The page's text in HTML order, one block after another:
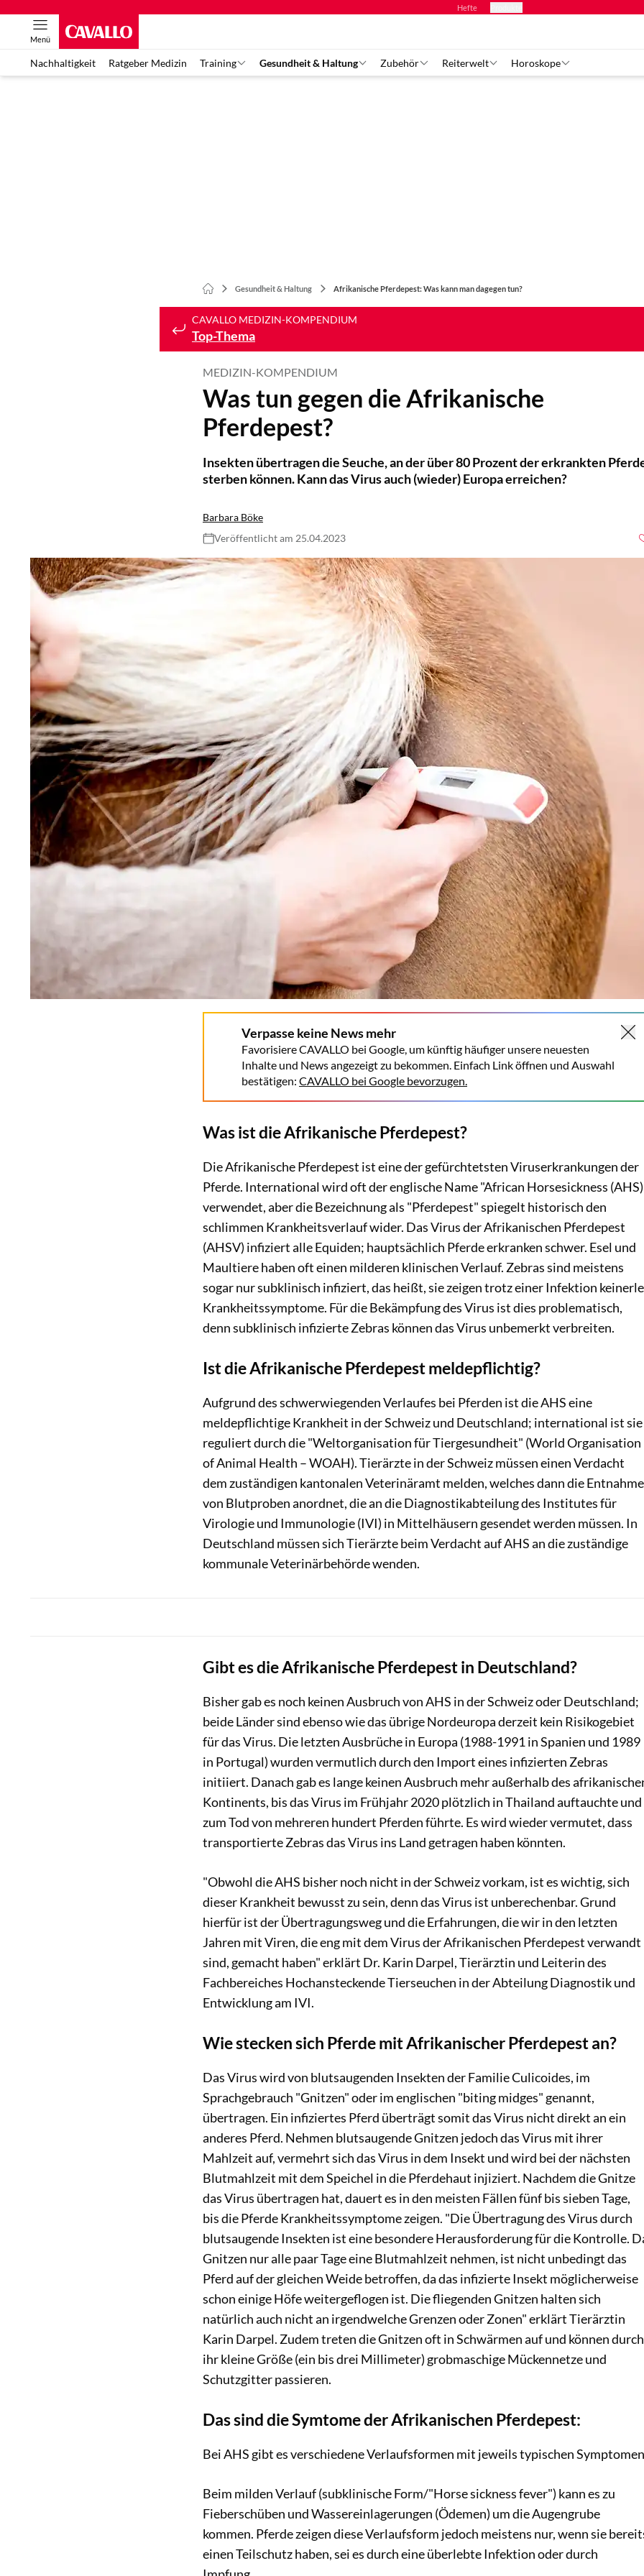
Hefte
Menü
Nachhaltigkeit Ratgeber Medizin Training Gesundheit & Haltung Zubehör Reiterwelt Horoskope
Gesundheit & Haltung Afrikanische Pferdepest: Was kann man dagegen tun?
CAVALLO MEDIZIN-KOMPENDIUM
Top-Thema
MEDIZIN-KOMPENDIUM
Was tun gegen die Afrikanische
Pferdepest?
Insekten übertragen die Seuche, an der über 80 Prozent der erkrankten
sterben können. Kann das Virus auch (wieder) Europa erreichen?
Barbara Böke
Veröffentlicht am 25.04.2023
Verpasse keine News mehr
Favorisiere CAVALLO bei Google, um künftig häufiger unsere neuesten
Inhalte und News angezeigt zu bekommen. Einfach Link öffnen und Auswahl
bestätigen: CAVALLO bei Google bevorzugen.
Was ist die Afrikanische Pferdepest?
Die Afrikanische Pferdepest ist eine der gefürchtetsten Viruserkrankungen der
Pferde. International wird oft der englische Name "African Horsesickness
verwendet, aber die Bezeichnung als "Pferdepest" spiegelt historisch den
schlimmen Krankheitsverlauf wider. Das Virus der Afrikanischen Pferdepest
(AHSV) infiziert alle Equiden; hauptsächlich Pferde erkranken schwer. Esel und
Maultiere haben oft einen milderen klinischen Verlauf. Zebras sind meistens
sogar nur subklinisch infiziert, das heißt, sie zeigen trotz einer Infektion
Krankheitssymptome. Für die Bekämpfung des Virus ist dies problematisch,
denn subklinisch infizierte Zebras können das Virus unbemerkt verbreiten.
Ist die Afrikanische Pferdepest meldepflichtig?
Aufgrund des schwerwiegenden Verlaufes bei Pferden ist die AHS eine
meldepflichtige Krankheit in der Schweiz und Deutschland; international ist sie
reguliert durch die "Weltorganisation für Tiergesundheit" (World Organisation
of Animal Health – WOAH). Tierärzte in der Schweiz müssen einen Verdacht
dem zuständigen kantonalen Veterinäramt melden, welches dann die Entnahme
von Blutproben anordnet, die an die Diagnostikabteilung des Institutes für
Virologie und Immunologie (IVI) in Mittelhäusern gesendet werden müssen. In
Deutschland müssen sich Tierärzte beim Verdacht auf AHS an die zuständige
kommunale Veterinärbehörde wenden.
Gibt es die Afrikanische Pferdepest in Deutschland?
Bisher gab es noch keinen Ausbruch von AHS in der Schweiz oder Deutschland;
beide Länder sind ebenso wie das übrige Nordeuropa derzeit kein Risikogebiet
für das Virus. Die letzten Ausbrüche in Europa (1988-1991 in Spanien und 1989
in Portugal) wurden vermutlich durch den Import eines infizierten Zebras
initiiert. Danach gab es lange keinen Ausbruch mehr außerhalb des
Kontinents, bis das Virus im Frühjahr 2020 plötzlich in Thailand auftauchte und
zum Tod von mehreren hundert Pferden führte. Es wird wieder vermutet, dass
transportierte Zebras das Virus ins Land getragen haben könnten.
"Obwohl die AHS bisher noch nicht in der Schweiz vorkam, ist es wichtig, sich
dieser Krankheit bewusst zu sein, denn das Virus ist unberechenbar. Grund
hierfür ist der Übertragungsweg und die Erfahrungen, die wir in den letzten
Jahren mit Viren, die eng mit dem Virus der Afrikanischen Pferdepest verwandt
sind, gemacht haben" erklärt Dr. Karin Darpel, Tierärztin und Leiterin des
Fachbereiches Hochansteckende Tierseuchen in der Abteilung Diagnostik und
Entwicklung am IVI.
Wie stecken sich Pferde mit Afrikanischer Pferdepest an?
Das Virus wird von blutsaugenden Insekten der Familie Culicoides, im
Sprachgebrauch "Gnitzen" oder im englischen "biting midges" genannt,
übertragen. Ein infiziertes Pferd überträgt somit das Virus nicht direkt an ein
anderes Pferd. Nehmen blutsaugende Gnitzen jedoch das Virus mit ihrer
Mahlzeit auf, vermehrt sich das Virus in dem Insekt und wird bei der nächsten
Blutmahlzeit mit dem Speichel in die Pferdehaut injiziert. Nachdem die Gnitze
das Virus übertragen hat, dauert es in den meisten Fällen fünf bis sieben Tage,
bis die Pferde Krankheitssymptome zeigen. "Die Übertragung des Virus durch
blutsaugende Insekten ist eine besondere Herausforderung für die Kontrolle.
Gnitzen nur alle paar Tage eine Blutmahlzeit nehmen, ist nicht unbedingt das
Pferd auf der gleichen Weide betroffen, da das infizierte Insekt möglicherweise
schon einige Höfe weitergeflogen ist. Die fliegenden Gnitzen halten sich
natürlich auch nicht an irgendwelche Grenzen oder Zonen" erklärt Tierärztin
Karin Darpel. Zudem treten die Gnitzen oft in Schwärmen auf und können durch
ihr kleine Größe (ein bis drei Millimeter) grobmaschige Mückennetze und
Schutzgitter passieren.
Das sind die Symtome der Afrikanischen Pferdepest:
Bei AHS gibt es verschiedene Verlaufsformen mit jeweils typischen
Beim milden Verlauf (subklinische Form/"Horse sickness fever") kann es zu
Fieberschüben und Wassereinlagerungen (Ödemen) um die Augengrube
kommen. Pferde zeigen diese Verlaufsform jedoch meistens nur, wenn sie
einen Teilschutz haben, sei es durch eine überlebte Infektion oder durch